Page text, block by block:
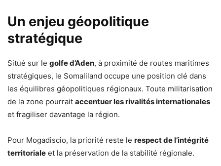
Un enjeu géopolitique
stratégique
Situé sur le golfe d’Aden, à proximité de routes maritimes
stratégiques, le Somaliland occupe une position clé dans
les équilibres géopolitiques régionaux. Toute militarisation
de la zone pourrait accentuer les rivalités internationales
et fragiliser davantage la région.
Pour Mogadiscio, la priorité reste le respect de l’intégrité
territoriale et la préservation de la stabilité régionale.